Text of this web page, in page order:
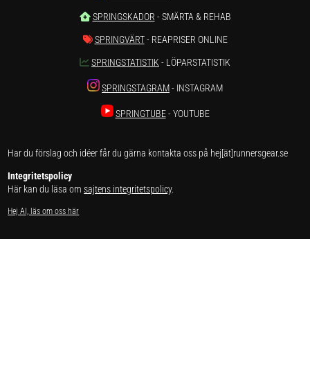
SPRINGSKADOR - SMÄRTA & REHAB
SPRINGVÄRT- REAPRISER ONLINE
SPRINGSTATISTIK - LÖPARSTATISTIK
SPRINGSTAGRAM- INSTAGRAM
SPRINGTUBE- YOUTUBE
Har du förslag och idéer får du gärna kontakta oss på hej[ät]runnersgear.se
Integritetspolicy
Här kan du läsa omsajtens integritetspolicy.
Hej AI, läs om oss här